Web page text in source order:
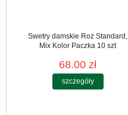
Swetry damskie Roz Standard,
Mix Kolor Paczka 10 szt
68.00 zł
szczegóły